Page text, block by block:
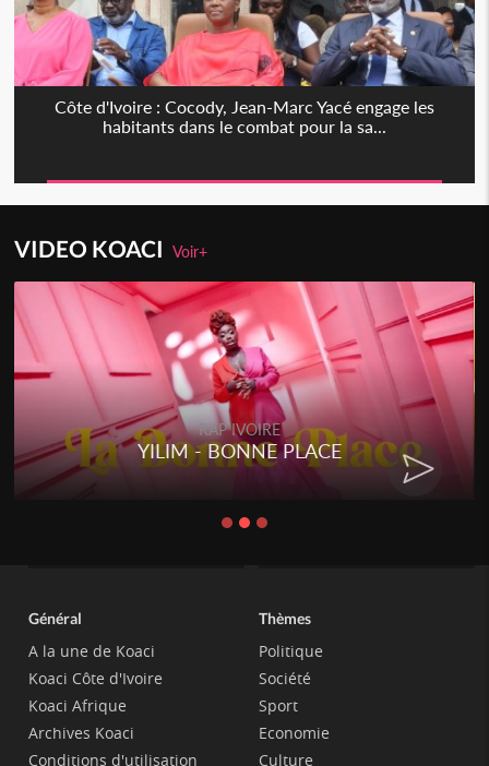
Côte d'Ivoire : Cocody, Jean-Marc Yacé engage les
habitants dans le combat pour la sa...
VIDEO KOACIVoir+
RAP IVOIRE
YILIM - BONNE PLACE
Général
A la une de Koaci
Koaci Côte d'Ivoire
Koaci Afrique
Archives Koaci
Conditions d'utilisation
Thèmes
Politique
Société
Sport
Economie
Culture